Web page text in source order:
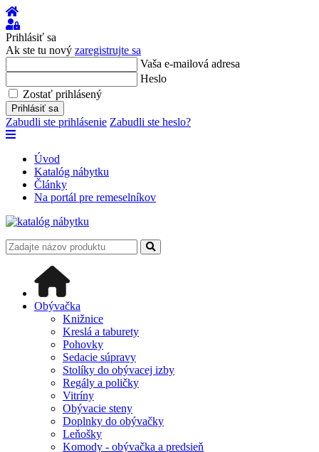
Úvod
Prihlásiť
sa
Prihlásiť sa
Ak ste tu nový zaregistrujte sa
Vaša e-mailová adresa
Heslo
Zostať prihlásený
Prihlásiť sa
Zabudli ste prihlásenie Zabudli ste heslo?
Úvod
Katalóg nábytku
Články
Na portál pre remeselníkov
Obývačka
Knižnice
Kreslá a taburety
Pohovky
Sedacie súpravy
Stolíky do obývacej izby
Regály a poličky
Vitríny
Obývacie steny
Doplnky do obývačky
Leňošky
Komody - obývačka a predsieň